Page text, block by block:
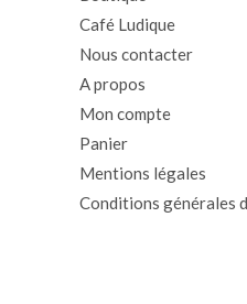
Café Ludique
Nous contacter
A propos
Mon compte
Panier
Mentions légales
Conditions générales